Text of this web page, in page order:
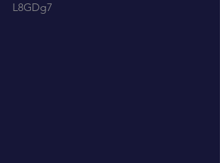
L8GDg7